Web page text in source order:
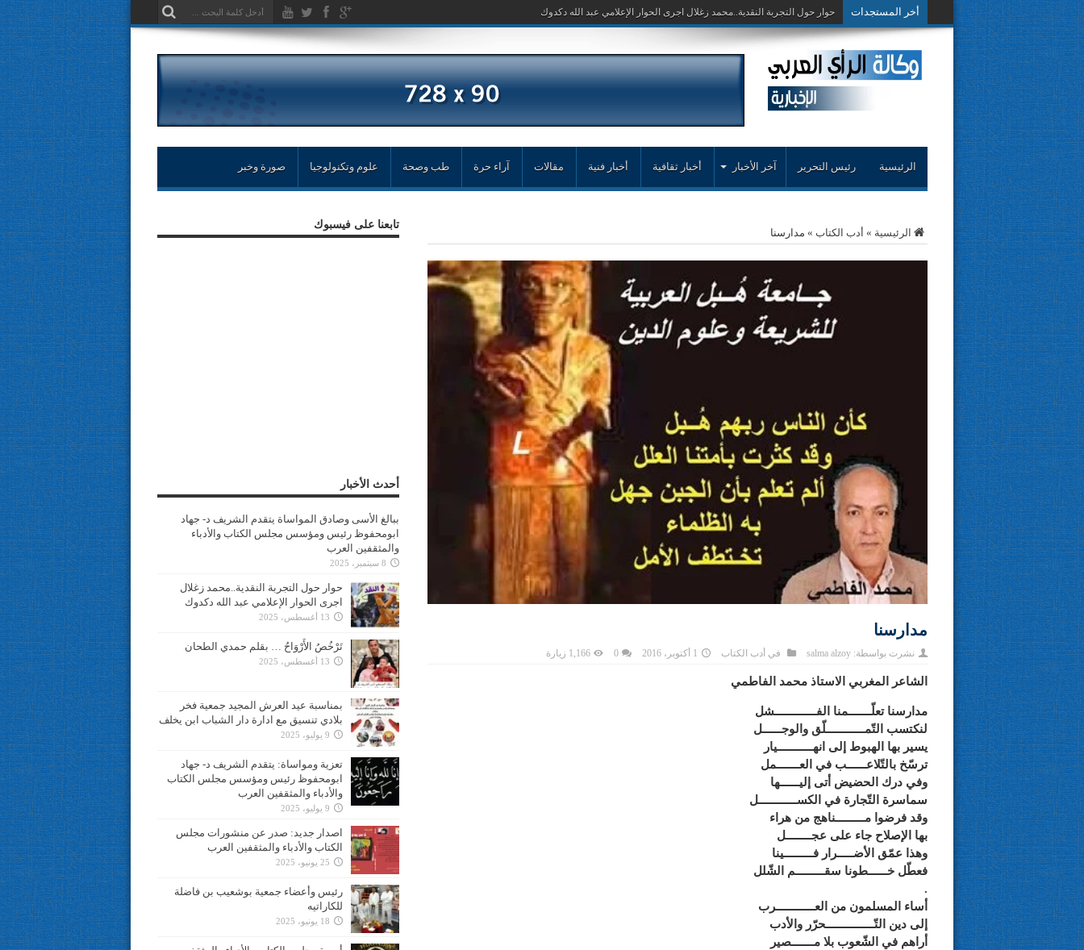
أخر المستجدات حوار حول التجربة النقدية..محمد زغلال اجرى الحوار الإعلامي عبد الله دكدوك
الرئيسية رئيس التحرير آخر الأخبار أخبار ثقافية أخبار فنية مقالات آراء حرة طب وصحة علوم وتكنولوجيا صورة وخبر
الرئيسية » أدب الكتاب » مدارسنا
مدارسنا
نشرت بواسطة:salma alzoy في أدب الكتاب 1 أكتوبر، 2016 0 1,166 زيارة
الشاعر المغربي الاستاذ محمد الفاطمي
مدارسنا تعلّـــــــمنا الفـــــــــــــشل
لنكتسب التّمــــــــــــلّق والوجــــــل
يسير بها الهبوط إلى انهـــــــــــيار
ترسّخ بالتّلاعــــــب في العـــــــمل
وفي درك الحضيض أتى إليــــــها
سماسرة التّجارة في الكســــــــــــل
وقد فرضوا مـــــــــناهج من هراء
بها الإصلاح جاء على عجــــــــل
وهذا عمّق الأضـــــرار فـــــــــينا
فعطّل خــــــطونا سقـــــــــم الشّلل
.
أساء المسلمون من العــــــــــــرب
إلى دين التّـــــــــــــــحرّر والأدب
أراهم في الشّعوب بلا مـــــــصير
تابعنا على فيسبوك
أحدث الأخبار
ببالغ الأسى وصادق المواساة يتقدم الشريف د- جهاد
ابومحفوظ رئيس ومؤسس مجلس الكتاب والأدباء
والمثقفين العرب
8 سبتمبر، 2025
حوار حول التجربة النقدية..محمد زغلال
اجرى الحوار الإعلامي عبد الله دكدوك
13 أغسطس، 2025
تَرْخُصُ الأَرْوَاحُ … بقلم حمدي الطحان
13 أغسطس، 2025
بمناسبة عيد العرش المجيد جمعية فخر
بلادي تنسيق مع ادارة دار الشباب ابن يخلف
9 يوليو، 2025
تعزية ومواساة: يتقدم الشريف د- جهاد
ابومحفوظ رئيس ومؤسس مجلس الكتاب
والأدباء والمثقفين العرب
9 يوليو، 2025
اصدار جديد: صدر عن منشورات مجلس
الكتاب والأدباء والمثقفين العرب
25 يونيو، 2025
رئيس وأعضاء جمعية بوشعيب بن فاضلة
للكاراتيه
18 يونيو، 2025